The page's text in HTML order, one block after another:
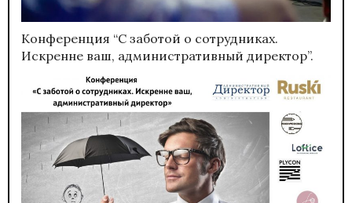
Конференция “С заботой о сотрудниках.
Искренне ваш, административный директор”.